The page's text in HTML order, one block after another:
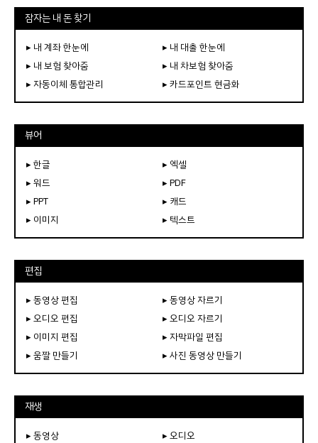
잠자는 내 돈 찾기
▸ 내 계좌 한눈에
▸ 내 대출 한눈에
▸ 내 보험 찾아줌
▸ 내 차보험 찾아줌
▸ 자동이체 통합관리
▸ 카드포인트 현금화
뷰어
▸ 한글
▸ 엑셀
▸ 워드
▸ PDF
▸ PPT
▸ 캐드
▸ 이미지
▸ 텍스트
편집
▸ 동영상 편집
▸ 동영상 자르기
▸ 오디오 편집
▸ 오디오 자르기
▸ 이미지 편집
▸ 자막파일 편집
▸ 움짤 만들기
▸ 사진 동영상 만들기
재생
▸ 동영상 ▸ 오디오